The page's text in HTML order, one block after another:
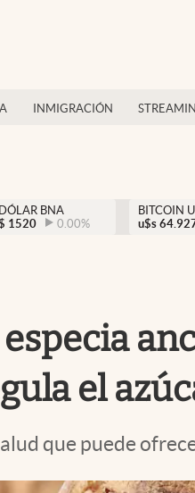
INMIGRACIÓN
DÓLAR BNA
1520 0.00%
BITCOIN
u$s
el
que puede